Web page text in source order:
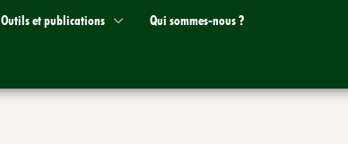
Outils et publications Qui sommes-nous ?